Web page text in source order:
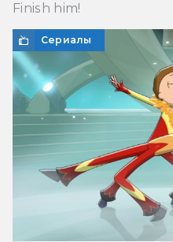
Finish him!
Сериалы